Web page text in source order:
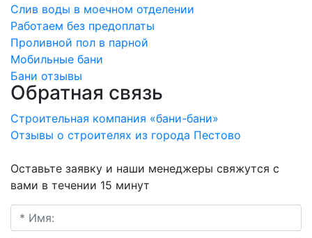
Слив воды в моечном отделении
Работаем без предоплаты
Проливной пол в парной
Мобильные бани
Бани отзывы
Обратная связь
Строительная компания «бани-бани»
Отзывы о строителях из города Пестово
Оставьте заявку и наши менеджеры свяжутся с
вами в течении 15 минут